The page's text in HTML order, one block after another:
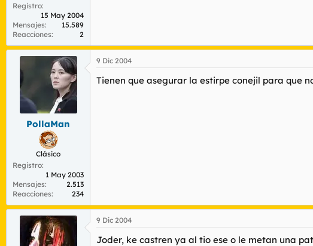
Registro
15 May 2004
Mensajes
15.589
Reacciones
2
PollaMan
Clásico
Registro
1 May 2003
Mensajes
2.513
Reacciones
234
9 Dic 2004
Tienen que asegurar la estirpe conejil para que
9 Dic 2004
Joder, ke castren ya al tio ese o le metan una